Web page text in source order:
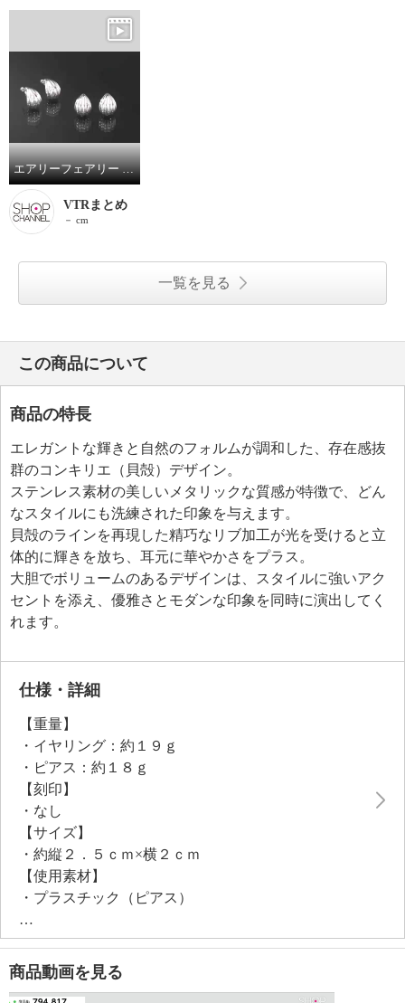
エアリーフェアリー ステンレス メタルコンキリエデザイン イヤリング／ピアス
VTRまとめ
－ cm
一覧を見る
この商品について
商品の特長
エレガントな輝きと自然のフォルムが調和した、存在感抜
群のコンキリエ（貝殻）デザイン。
ステンレス素材の美しいメタリックな質感が特徴で、どん
なスタイルにも洗練された印象を与えます。
貝殻のラインを再現した精巧なリブ加工が光を受けると立
体的に輝きを放ち、耳元に華やかさをプラス。
大胆でボリュームのあるデザインは、スタイルに強いアク
セントを添え、優雅さとモダンな印象を同時に演出してく
れます。
仕様・詳細
【重量】
・イヤリング：約１９ｇ
・ピアス：約１８ｇ
【刻印】
・なし
【サイズ】
・約縦２．５ｃｍ×横２ｃｍ
【使用素材】
・プラスチック（ピアス）
・ステンレス（共通）
【その他】
・個体差あり
【原産国（地）】
商品動画を見る